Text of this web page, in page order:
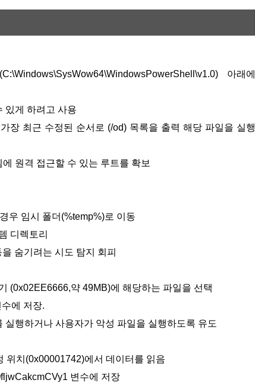
아래에
있게 하려고 사용
장 최근 수정된 순서로 (/od) 목록을 출력 해당 파일을 실행
원격 접근할 수 있는 루트를 확보
우 임시 폴더(%temp%)로 이동
디렉토리
숨기려는 시도 탐지 회피
(0x02EE6666,약 49MB)에 해당하는 파일을 선택
에 저장.
행하거나 사용자가 악성 파일을 실행하도록 유도
위치(0x00001742)에서 데이터를 읽음
변수에 저장